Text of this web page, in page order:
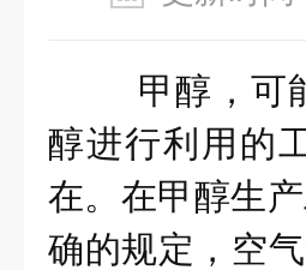
甲醇，可
醇进行利用的
在。在甲醇生
确的规定，空